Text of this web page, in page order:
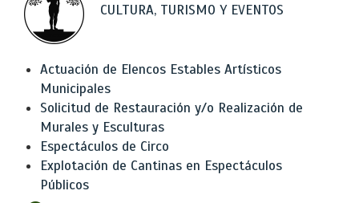
CULTURA, TURISMO Y EVENTOS
Actuación de Elencos Estables Artísticos
Municipales
Solicitud de Restauración y/o Realización de
Murales y Esculturas
Espectáculos de Circo
Explotación de Cantinas en Espectáculos
Públicos